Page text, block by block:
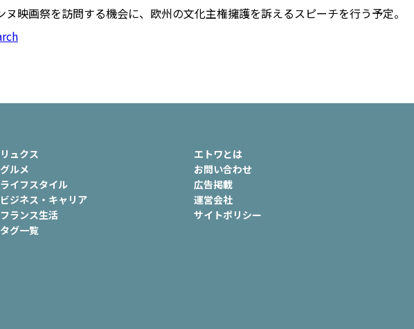
映画祭を訪問する機会に、欧州の文化主権擁護を訴えるスピーチを行う予定。
リュクス
グルメ
ライフスタイル
ビジネス・キャリア
フランス生活
タグ一覧
エトワとは
お問い合わせ
広告掲載
運営会社
サイトポリシー